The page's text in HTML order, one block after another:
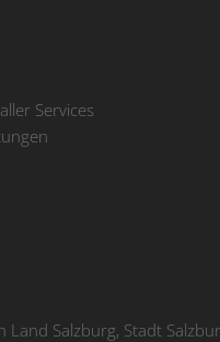
Services
Salzburg, Stadt